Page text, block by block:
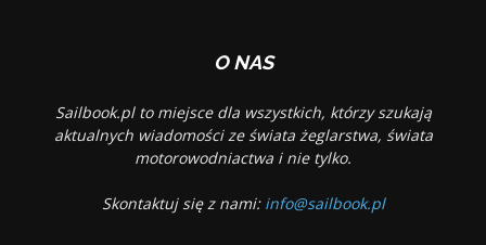
O NAS
Sailbook.pl to miejsce dla wszystkich, którzy szukają
aktualnych wiadomości ze świata żeglarstwa, świata
motorowodniactwa i nie tylko.
Skontaktuj się z nami: info@sailbook.pl